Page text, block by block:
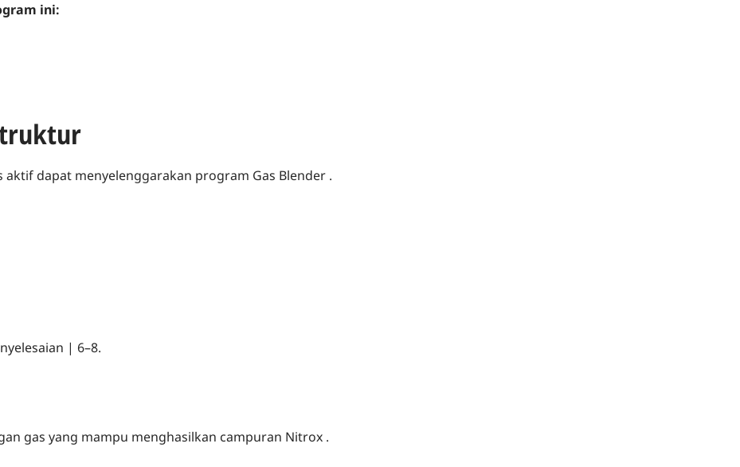
ini:
dapat menyelenggarakan program Gas Blender .
| 6–8.
gas yang mampu menghasilkan campuran Nitrox .